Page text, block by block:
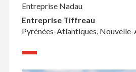
Entreprise Nadau
Entreprise Tiffreau
Pyrénées-Atlantiques,